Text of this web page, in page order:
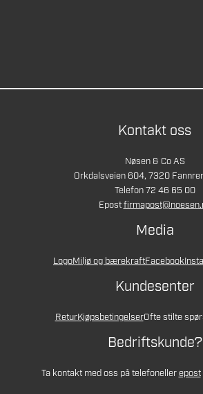
Kontakt oss
Nøsen & Co AS
Orkdalsveien 604, 7320
Telefon 72 46 65 00
Epost
Media
LogoMiljø og bærekraftFacebook
Kundesenter
ReturKjøpsbetingelserOfte stilte
Bedriftskunde?
Ta kontakt med oss på telefonellerepost